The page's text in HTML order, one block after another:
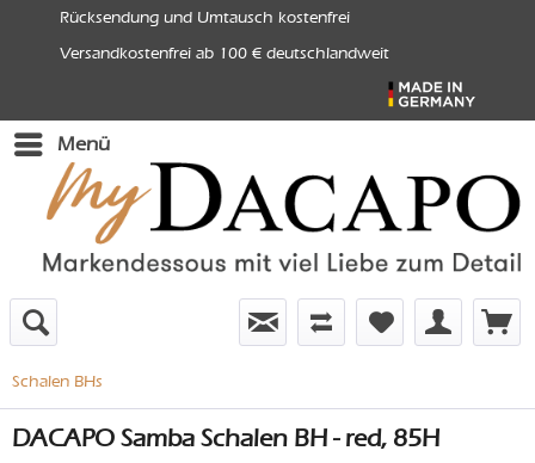
Rücksendung und Umtausch kostenfrei
Versandkostenfrei ab 100 € deutschlandweit
Menü
Schalen BHs
DACAPO Samba Schalen BH - red, 85H